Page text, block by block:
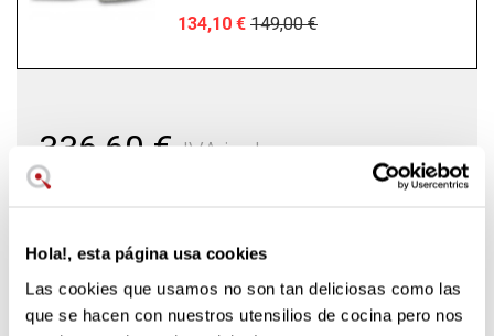
Hola!, esta página usa cookies
Las cookies que usamos no son tan deliciosas como las
que se hacen con nuestros utensilios de cocina pero nos
134,10 € 149,00 €
336,60 €IVA incl.
Ahorras